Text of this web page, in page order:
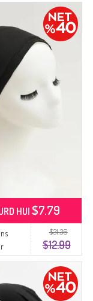
$31.36
$12.99
HUI$7.79